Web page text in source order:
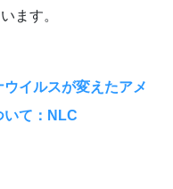
ます。
ウイルスが変えたアメ
いて：NLC